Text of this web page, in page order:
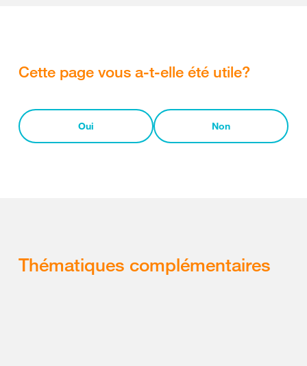
Cette page vous a-t-elle été utile?
Oui Non
Thématiques complémentaires